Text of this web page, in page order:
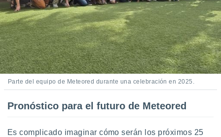
Parte del equipo de Meteored durante una celebración en 2025.
Pronóstico para el futuro de Meteored
Es complicado imaginar cómo serán los próximos 25